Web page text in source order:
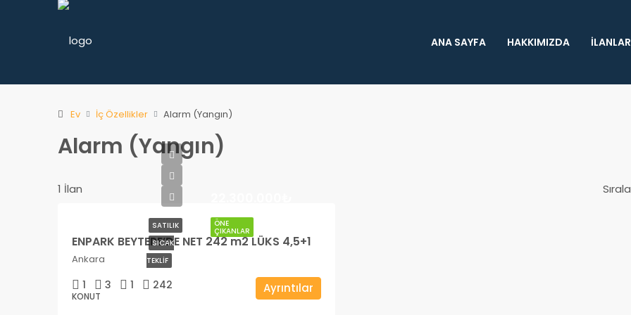
ANA SAYFA HAKKIMIZDA İLANLAR
Ev İç Özellikler Alarm (Yangın)
Alarm (Yangın)
1 İlan
ÖNE
ÇIKANLAR
SATILIK
SICAK
TEKLIF
ENPARK BEYTEPE’DE NET 242 m2 LÜKS 4,5+1
Ankara
1 3 1 242
KONUT
Ayrıntılar